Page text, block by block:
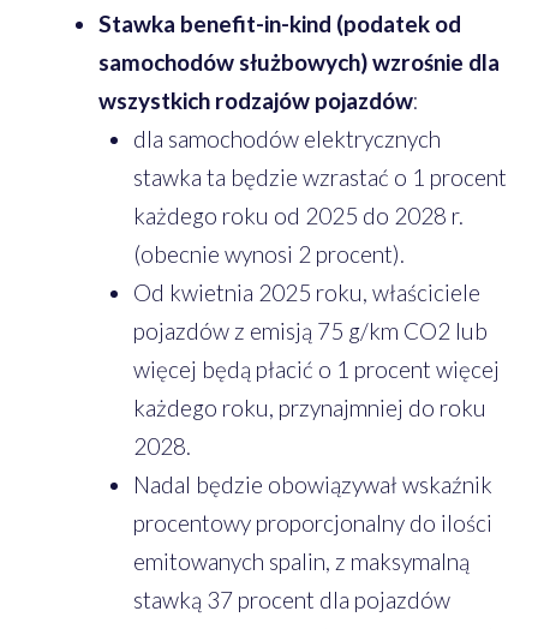
Stawka benefit-in-kind (podatek od
samochodów służbowych) wzrośnie dla
wszystkich rodzajów pojazdów:
dla samochodów elektrycznych
stawka ta będzie wzrastać o 1 procent
każdego roku od 2025 do 2028 r.
(obecnie wynosi 2 procent).
Od kwietnia 2025 roku, właściciele
pojazdów z emisją 75 g/km CO2 lub
więcej będą płacić o 1 procent więcej
każdego roku, przynajmniej do roku
2028.
Nadal będzie obowiązywał wskaźnik
procentowy proporcjonalny do ilości
emitowanych spalin, z maksymalną
stawką 37 procent dla pojazdów